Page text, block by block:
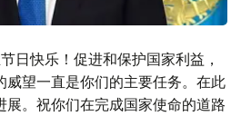
日快乐！促进和保护国家利益，
威望一直是你们的主要任务。在此
展。祝你们在完成国家使命的道路